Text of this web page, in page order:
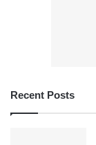
Recent Posts